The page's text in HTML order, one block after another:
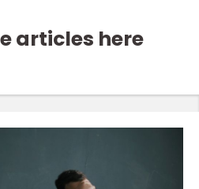
articles here